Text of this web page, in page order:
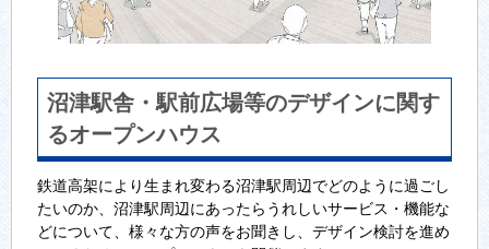
沼津駅舎・駅前広場等のデザインに関す
るオープンハウス
鉄道高架により生まれ変わる沼津駅周辺でどのように過ごし
たいのか、沼津駅周辺にあったらうれしいサービス・機能な
どについて、様々な方の声をお聞きし、デザイン検討を進め